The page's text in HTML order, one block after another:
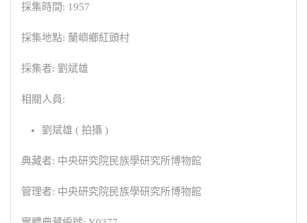
採集時間: 1957
採集地點: 蘭嶼鄉紅頭村
採集者: 劉斌雄
相關人員:
劉斌雄 ( 拍攝 )
典藏者: 中央研究院民族學研究所博物館
管理者: 中央研究院民族學研究所博物館